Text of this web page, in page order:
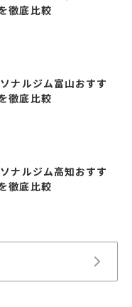
徹底比較
ナルジム富山おすす
徹底比較
ナルジム高知おすす
徹底比較